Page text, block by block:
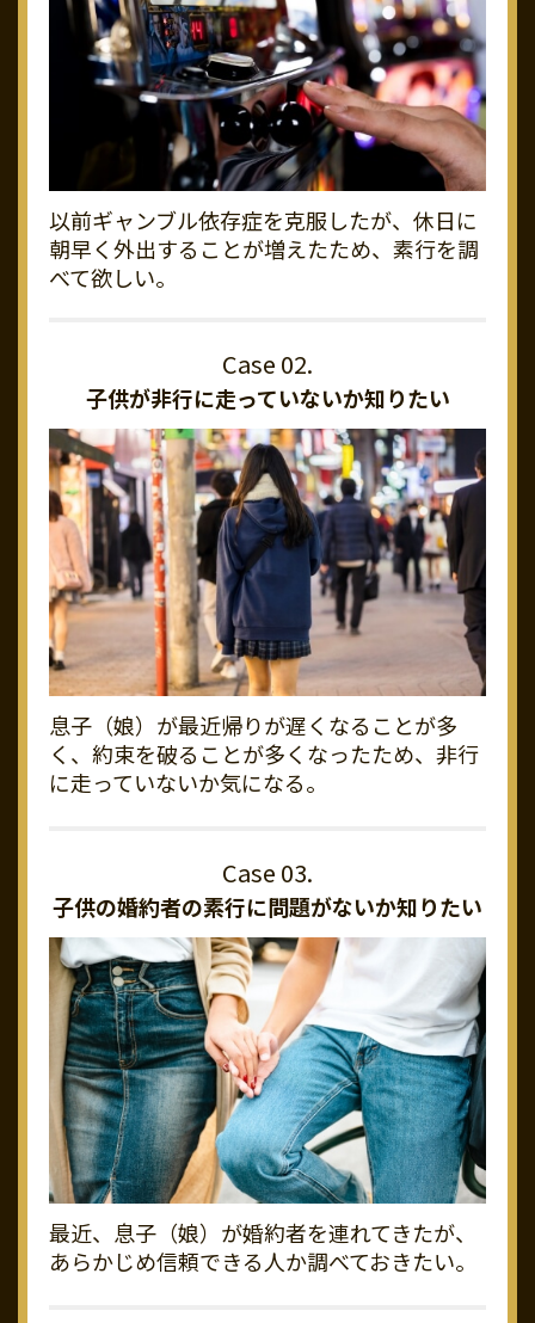
以前ギャンブル依存症を克服したが、休日に
朝早く外出することが増えたため、素行を調
べて欲しい。
子供が非行に走っていないか知りたい
息子（娘）が最近帰りが遅くなることが多
く、約束を破ることが多くなったため、非行
に走っていないか気になる。
子供の婚約者の素行に問題がないか知りたい
最近、息子（娘）が婚約者を連れてきたが、
あらかじめ信頼できる人か調べておきたい。